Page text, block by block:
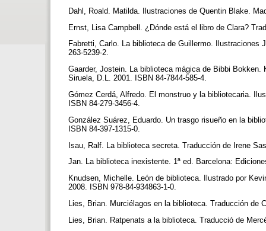
Dahl, Roald. Matilda. Ilustraciones de Quentin Blake.
Ernst, Lisa Campbell. ¿Dónde está el libro de Clara?
Fabretti, Carlo. La biblioteca de Guillermo. Ilustraciones
263-5239-2.
Gaarder, Jostein. La biblioteca mágica de Bibbi
Siruela, D.L. 2001. ISBN 84-7844-585-4.
Gómez Cerdá, Alfredo. El monstruo y la bibliotecaria.
ISBN 84-279-3456-4.
González Suárez, Eduardo. Un trasgo risueño en la
ISBN 84-397-1315-0.
Isau, Ralf. La biblioteca secreta. Traducción de Irene
Jan. La biblioteca inexistente. 1ª ed. Barcelona:
Knudsen, Michelle. León de biblioteca. Ilustrado por
2008. ISBN 978-84-934863-1-0.
Lies, Brian. Murciélagos en la biblioteca. Traducción de
Lies, Brian. Ratpenats a la biblioteca. Traducció de